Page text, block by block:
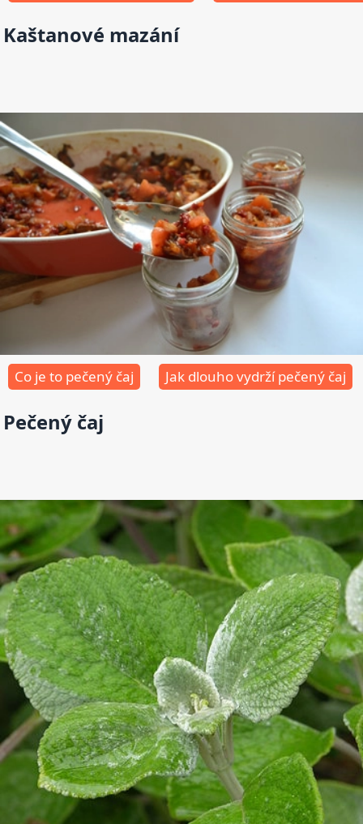
Kaštanové mazání
Co je to pečený čaj Jak dlouho vydrží pečený čaj
Pečený čaj